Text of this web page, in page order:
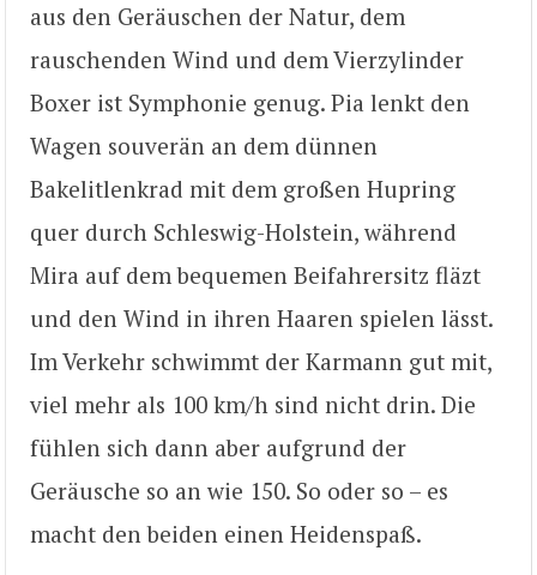
aus den Geräuschen der Natur, dem
rauschenden Wind und dem Vierzylinder
Boxer ist Symphonie genug. Pia lenkt den
Wagen souverän an dem dünnen
Bakelitlenkrad mit dem großen Hupring
quer durch Schleswig-Holstein, während
Mira auf dem bequemen Beifahrersitz fläzt
und den Wind in ihren Haaren spielen lässt.
Im Verkehr schwimmt der Karmann gut mit,
viel mehr als 100 km/h sind nicht drin. Die
fühlen sich dann aber aufgrund der
Geräusche so an wie 150. So oder so – es
macht den beiden einen Heidenspaß.